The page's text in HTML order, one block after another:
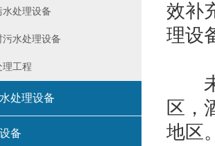
效补
理设
未
区，
地区
水处理设备
水处理设备
理工程
处理设备
备